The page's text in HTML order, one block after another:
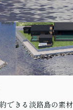
できる淡路島の素